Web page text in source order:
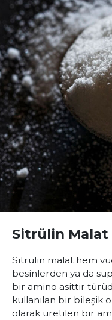
Sitrülin Malat
Sitrülin malat hem
besinlerden ya da
bir amino asittir
kullanılan bir bileşik
olarak üretilen bir